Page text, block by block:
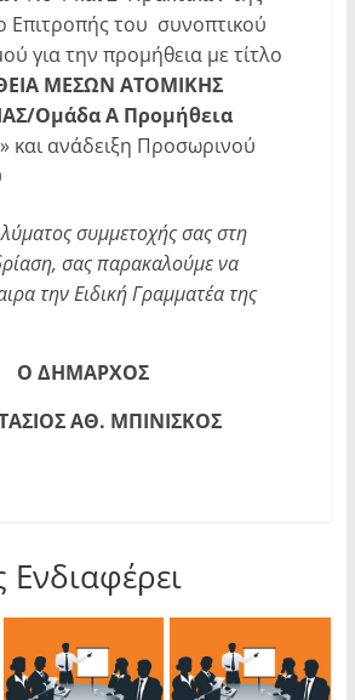
Επιτροπής του συνοπτικού
για την προμήθεια με τίτλο
ΜΕΣΩΝ ΑΤΟΜΙΚΗΣ
Ομάδα Α Προμήθεια
» και ανάδειξη Προσωρινού
συμμετοχής σας στη
σας παρακαλούμε να
την Ειδική Γραμματέα της
Ο ΔΗΜΑΡΧΟΣ
ΑΘ. ΜΠΙΝΙΣΚΟΣ
Ενδιαφέρει